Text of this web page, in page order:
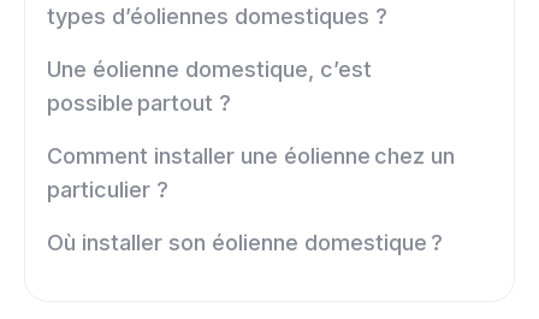
types d’éoliennes domestiques ?
Une éolienne domestique, c’est
possible partout ?
Comment installer une éolienne chez un
particulier ?
Où installer son éolienne domestique ?